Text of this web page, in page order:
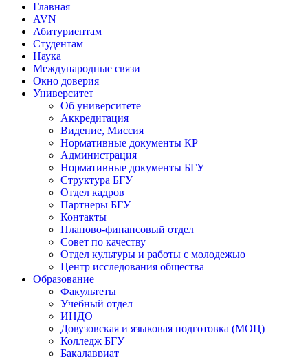
Главная
AVN
Абитуриентам
Студентам
Наука
Международные связи
Окно доверия
Университет
Об университете
Аккредитация
Видение, Миссия
Нормативные документы КР
Администрация
Нормативные документы БГУ
Структура БГУ
Отдел кадров
Партнеры БГУ
Контакты
Планово-финансовый отдел
Совет по качеству
Отдел культуры и работы с молодежью
Центр исследования общества
Образование
Факультеты
Учебный отдел
ИНДО
Довузовская и языковая подготовка (МОЦ)
Колледж БГУ
Бакалавриат